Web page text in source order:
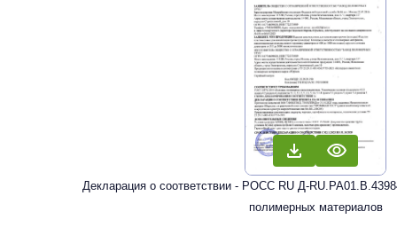
Декларация о соответствии - РОСС RU Д-
полимерных материалов